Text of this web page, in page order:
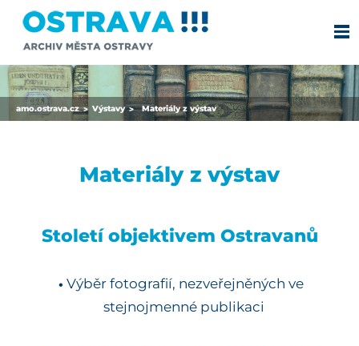
amo.ostrava.cz > Výstavy > Materiály z výstav
Materiály z výstav
Století objektivem Ostravanů
Výběr fotografií, nezveřejněných ve
stejnojmenné publikaci